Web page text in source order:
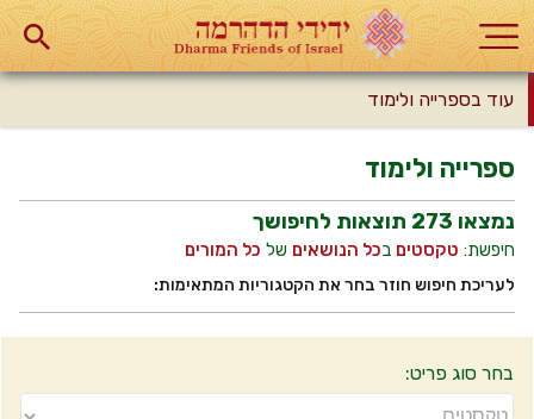
עוד בספרייה ולימוד
ספרייה ולימוד
נמצאו 273 תוצאות לחיפושך
חיפשת: טקסטים בכל הנושאים של כל המורים
לעריכת חיפוש חוזר בחר את הקטגוריות המתאימות:
בחר סוג פריט: